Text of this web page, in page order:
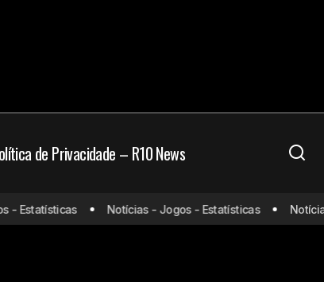
de Privacidade – R10 News
- Estatísticas Notícias - Jogos - Estatísticas